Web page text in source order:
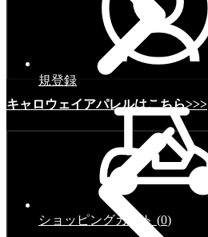
キャロウェイアパレルはこちら>>>
規登録
ショッピングカート (0)